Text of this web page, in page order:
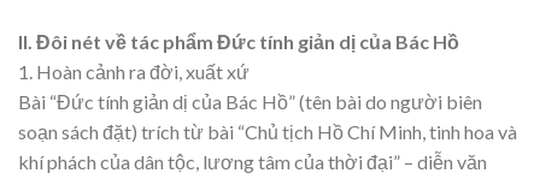
II. Đôi nét về tác phẩm Đức tính giản dị của Bác Hồ
1. Hoàn cảnh ra đời, xuất xứ
Bài “Đức tính giản dị của Bác Hồ” (tên bài do người biên
soạn sách đặt) trích từ bài “Chủ tịch Hồ Chí Minh, tinh hoa và
khí phách của dân tộc, lương tâm của thời đại” – diễn văn